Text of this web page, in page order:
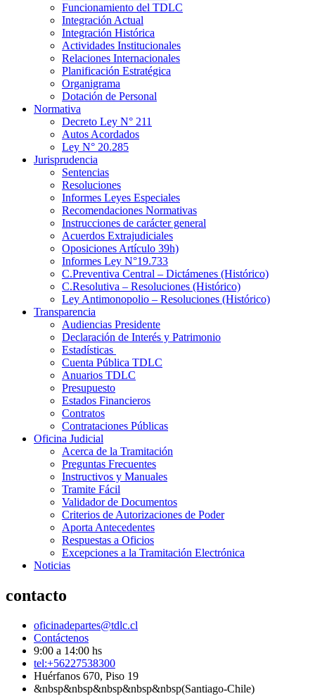
Funcionamiento del TDLC
Integración Actual
Integración Histórica
Actividades Institucionales
Relaciones Internacionales
Planificación Estratégica
Organigrama
Dotación de Personal
Normativa
Decreto Ley N° 211
Autos Acordados
Ley N° 20.285
Jurisprudencia
Sentencias
Resoluciones
Informes Leyes Especiales
Recomendaciones Normativas
Instrucciones de carácter general
Acuerdos Extrajudiciales
Oposiciones Artículo 39h)
Informes Ley N°19.733
C.Preventiva Central – Dictámenes (Histórico)
C.Resolutiva – Resoluciones (Histórico)
Ley Antimonopolio – Resoluciones (Histórico)
Transparencia
Audiencias Presidente
Declaración de Interés y Patrimonio
Estadísticas
Cuenta Pública TDLC
Anuarios TDLC
Presupuesto
Estados Financieros
Contratos
Contrataciones Públicas
Oficina Judicial
Acerca de la Tramitación
Preguntas Frecuentes
Instructivos y Manuales
Tramite Fácil
Validador de Documentos
Criterios de Autorizaciones de Poder
Aporta Antecedentes
Respuestas a Oficios
Excepciones a la Tramitación Electrónica
Noticias
contacto
oficinadepartes@tdlc.cl
Contáctenos
9:00 a 14:00 hs
tel:+56227538300
Huérfanos 670, Piso 19
&nbsp&nbsp&nbsp&nbsp&nbsp(Santiago-Chile)